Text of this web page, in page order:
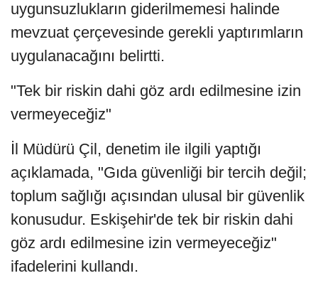
uygunsuzlukların giderilmemesi halinde
mevzuat çerçevesinde gerekli yaptırımların
uygulanacağını belirtti.
"Tek bir riskin dahi göz ardı edilmesine izin
vermeyeceğiz"
İl Müdürü Çil, denetim ile ilgili yaptığı
açıklamada, "Gıda güvenliği bir tercih değil;
toplum sağlığı açısından ulusal bir güvenlik
konusudur. Eskişehir'de tek bir riskin dahi
göz ardı edilmesine izin vermeyeceğiz"
ifadelerini kullandı.